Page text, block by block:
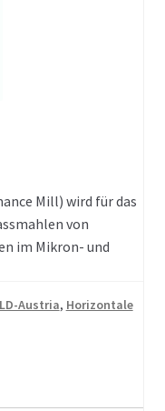
Mill) wird für das
von
im Mikron- und
Austria, Horizontale